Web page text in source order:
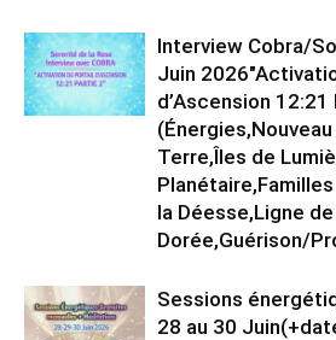
Interview Cobra/
Juin
d’Ascension 12:21
Terre,Îles de
la Déesse,Ligne
Dorée,Guérison/
Sessions
28 au 30